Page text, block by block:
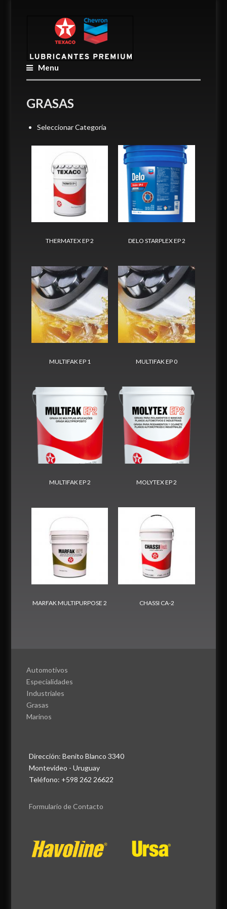
Menu
GRASAS
Seleccionar Categoría
THERMATEX EP 2 DELO STARPLEX EP 2
MULTIFAK EP 1 MULTIFAK EP 0
MULTIFAK EP 2 MOLYTEX EP 2
MARFAK MULTIPURPOSE 2 CHASSI CA-2
Automotivos
Especialidades
Industriales
Grasas
Marinos
Dirección: Benito Blanco 3340
Montevideo - Uruguay
Teléfono: +598 262 26622
Formulario de Contacto